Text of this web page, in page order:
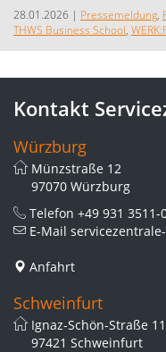
28.01.2026 | Pressemeldung,
THWS Business School,
Kontakt
Würzburg
Münzstraße 12
97070 Würzburg
Telefon +49 931 3511-
E-Mail
Anfahrt
Schweinfurt
Ignaz-Schön-Straße 11
97421 Schweinfurt